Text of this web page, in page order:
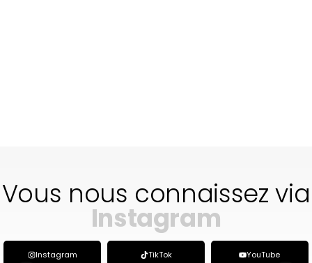
Vous nous connaissez via
Instagram
Instagram TikTok YouTube